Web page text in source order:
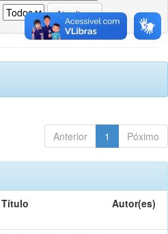
Anterior 1 Póximo
Título Autor(es)